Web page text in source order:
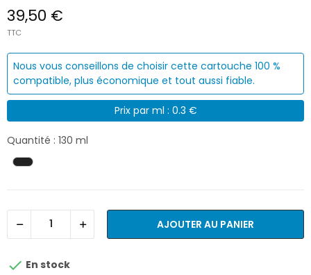
39,50 €
TTC
Nous vous conseillons de choisir cette cartouche 100 %
compatible, plus économique et tout aussi fiable.
Prix par ml : 0.3 €
Quantité : 130 ml
AJOUTER AU PANIER
 En stock